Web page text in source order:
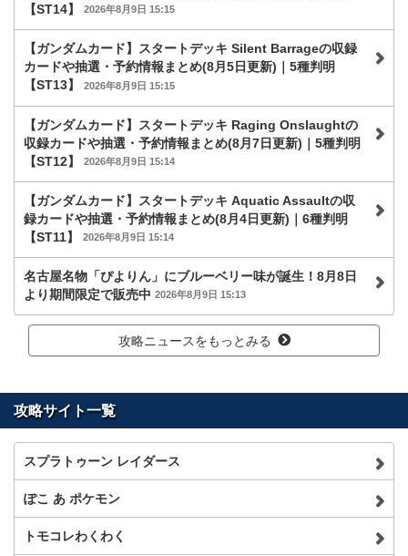
【ST14】
2026年8月9日 15:15
【ガンダムカード】スタートデッキ Silent Barrageの収録
カードや抽選・予約情報まとめ(8月5日更新)｜5種判明
【ST13】
2026年8月9日 15:15
【ガンダムカード】スタートデッキ Raging Onslaughtの
収録カードや抽選・予約情報まとめ(8月7日更新)｜5種判明
【ST12】
2026年8月9日 15:14
【ガンダムカード】スタートデッキ Aquatic Assaultの収
録カードや抽選・予約情報まとめ(8月4日更新)｜6種判明
【ST11】
2026年8月9日 15:14
名古屋名物「ぴよりん」にブルーベリー味が誕生！8月8日
より期間限定で販売中 2026年8月9日 15:13
攻略ニュースをもっとみる
攻略サイト一覧
スプラトゥーン レイダース
ぽこ あ ポケモン
トモコレわくわく